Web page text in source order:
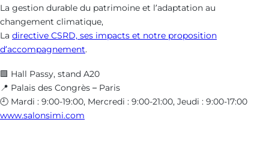
durable
denergie
La gestion durable du patrimoine et l’adaptation au
changement climatique,
La directive CSRD, ses impacts et notre proposition
d’accompagnement.
🟩 Hall Passy, stand A20
📍 Palais des Congrès – Paris
🕘 Mardi : 9:00-19:00, Mercredi : 9:00-21:00, Jeudi : 9:00-17:00
www.salonsimi.com